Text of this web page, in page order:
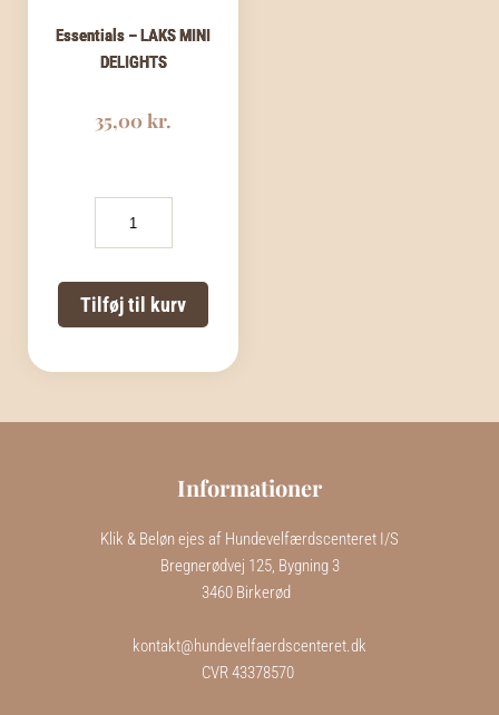
Essentials – LAKS MINI
DELIGHTS
35,00kr.
LAKS
DELIGHTS
antal
Tilføj til kurv
Informationer
Klik & Beløn ejes af Hundevelfærdscenteret I/S
Bregnerødvej 125, Bygning 3
3460 Birkerød
kontakt@hundevelfaerdscenteret.dk
CVR 43378570